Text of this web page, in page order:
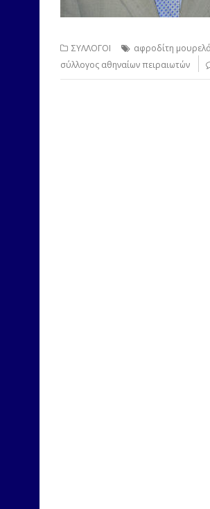
ΣΥΛΛΟΓΟΙ αφροδίτη
σύλλογος αθηναίων πειραιωτών